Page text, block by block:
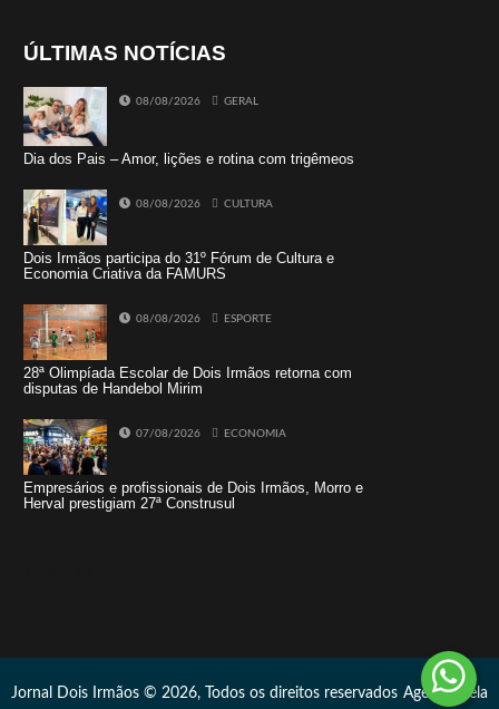
ÚLTIMAS NOTÍCIAS
08/08/2026 GERAL
Dia dos Pais – Amor, lições e rotina com trigêmeos
08/08/2026 CULTURA
Dois Irmãos participa do 31º Fórum de Cultura e
Economia Criativa da FAMURS
08/08/2026 ESPORTE
28ª Olimpíada Escolar de Dois Irmãos retorna com
disputas de Handebol Mirim
07/08/2026 ECONOMIA
Empresários e profissionais de Dois Irmãos, Morro e
Herval prestigiam 27ª Construsul
Jornal Dois Irmãos © 2026, Todos os direitos reservados Agência Vela